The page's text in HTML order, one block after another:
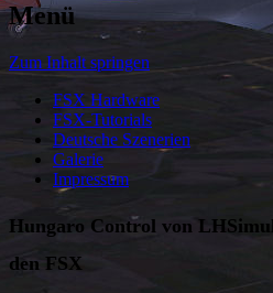
Menü
Zum Inhalt springen
FSX Hardware
FSX-Tutorials
Deutsche Szenerien
Galerie
Impressum
Hungaro Control von
den FSX